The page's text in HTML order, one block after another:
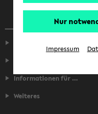
Informationen für ...
Weiteres
Nur
Impressum